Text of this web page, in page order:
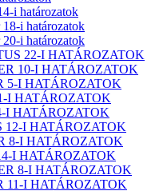
i határozatok
18-i határozatok
20-i határozatok
22-I HATÁROZATOK
10-I HATÁROZATOK
5-I HATÁROZATOK
I HATÁROZATOK
I HATÁROZATOK
12-I HATÁROZATOK
8-I HATÁROZATOK
I HATÁROZATOK
8-I HATÁROZATOK
11-I HATÁROZATOK